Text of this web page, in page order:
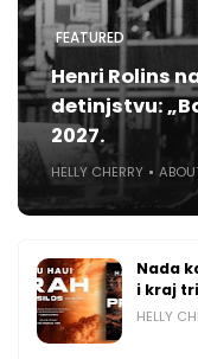
FEATURED
Henri Rolins
detinjstvu:
2027.
HELLY CHERRY
Nada
i kraj
HELLY